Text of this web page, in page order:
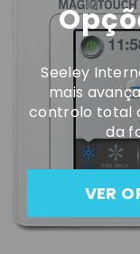
Seeley
mais
controlo total
da
VER